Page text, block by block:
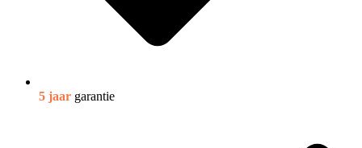
5 jaar garantie